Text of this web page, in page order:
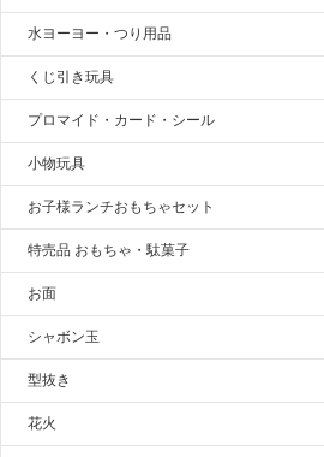
水ヨーヨー・つり用品
くじ引き玩具
プロマイド・カード・シール
小物玩具
お子様ランチおもちゃセット
特売品 おもちゃ・駄菓子
お面
シャボン玉
型抜き
花火